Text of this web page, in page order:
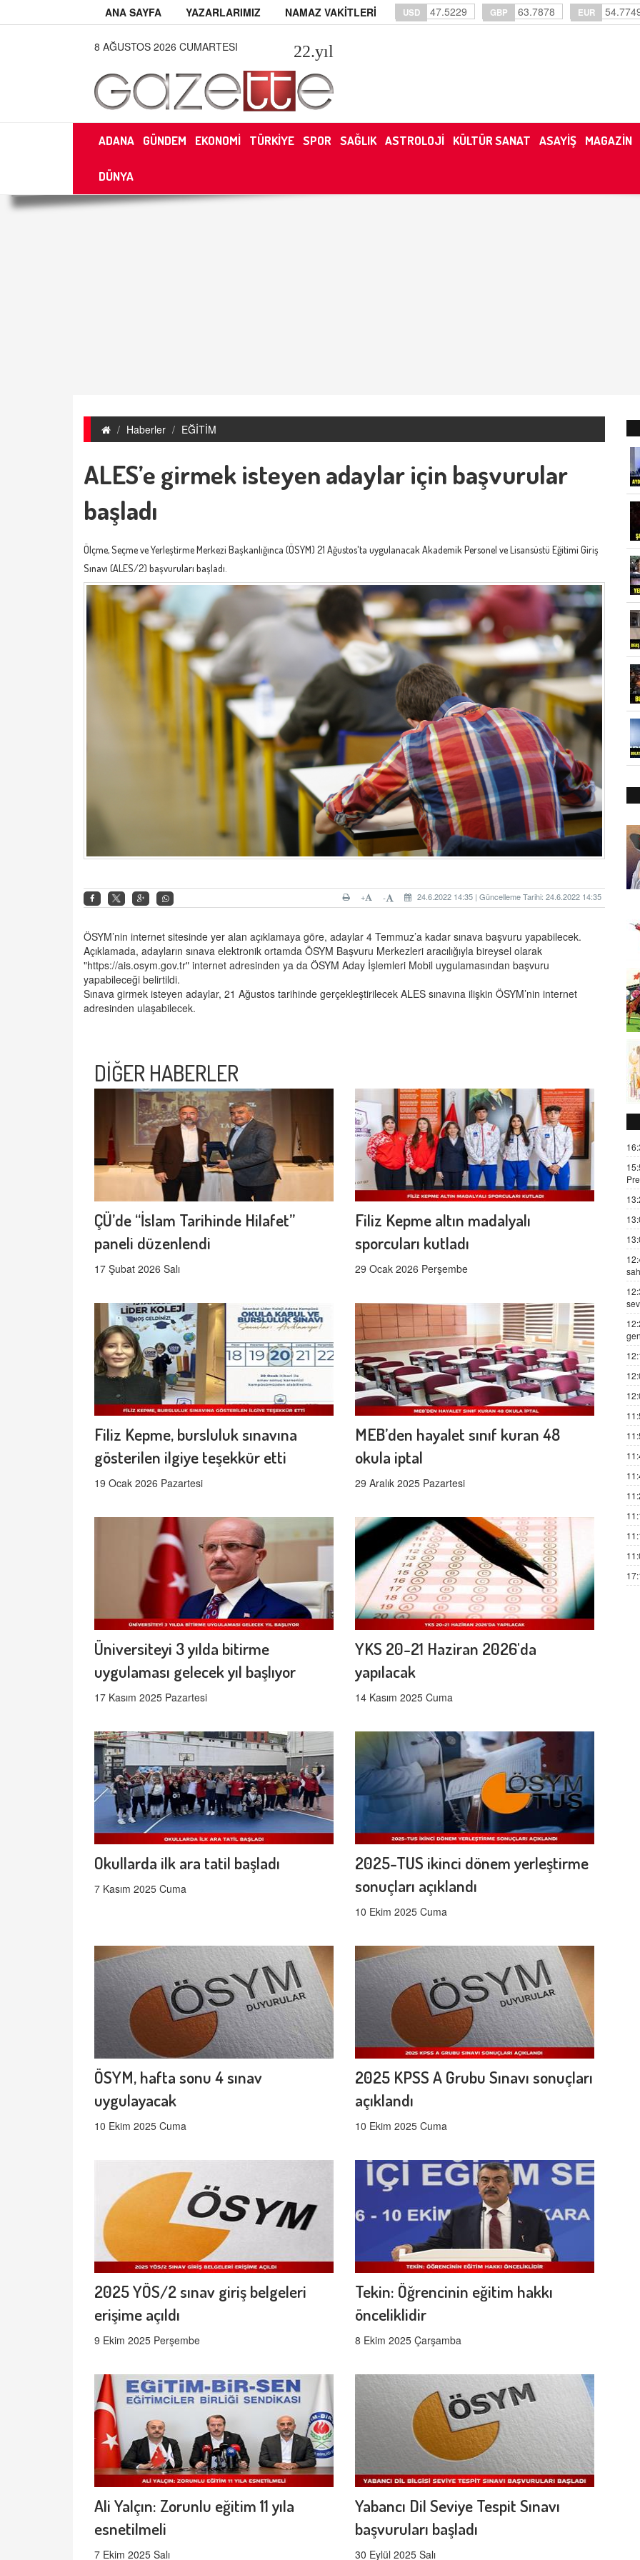
ANA SAYFA YAZARLARIMIZ NAMAZ VAKİTLERİ USD 47.5229 GBP 63.7878 EUR
8 AĞUSTOS 2026 CUMARTESI 22.yıl
ADANA GÜNDEM EKONOMİ TÜRKİYE SPOR SAĞLIK ASTROLOJİ KÜLTÜR SANAT ASAYİŞ MAGAZİN
DÜNYA
Haberler EĞİTİM
ALES’e girmek isteyen adaylar için başvurular
başladı
Ölçme, Seçme ve Yerleştirme Merkezi Başkanlığınca (ÖSYM) 21 Ağustos'ta uygulanacak Akademik Personel ve Lisansüstü Eğitimi Giriş
Sınavı (ALES/2) başvuruları başladı.
24.6.2022 14:35 | Güncelleme Tarihi: 24.6.2022 14:35
-
+
ÖSYM’nin internet sitesinde yer alan açıklamaya göre, adaylar 4 Temmuz’a kadar sınava başvuru yapabilecek.
Açıklamada, adayların sınava elektronik ortamda ÖSYM Başvuru Merkezleri aracılığıyla bireysel olarak
"https://ais.osym.gov.tr" internet adresinden ya da ÖSYM Aday İşlemleri Mobil uygulamasından başvuru
yapabileceği belirtildi.
Sınava girmek isteyen adaylar, 21 Ağustos tarihinde gerçekleştirilecek ALES sınavına ilişkin ÖSYM’nin internet
adresinden ulaşabilecek.
DİĞER HABERLER
ÇÜ’de “İslam Tarihinde Hilafet”
paneli düzenlendi
17 Şubat 2026 Salı
Filiz Kepme altın madalyalı
sporcuları kutladı
29 Ocak 2026 Perşembe
Filiz Kepme, bursluluk sınavına
gösterilen ilgiye teşekkür etti
19 Ocak 2026 Pazartesi
MEB’den hayalet sınıf kuran 48
okula iptal
29 Aralık 2025 Pazartesi
Üniversiteyi 3 yılda bitirme
uygulaması gelecek yıl başlıyor
17 Kasım 2025 Pazartesi
YKS 20-21 Haziran 2026'da
yapılacak
14 Kasım 2025 Cuma
Okullarda ilk ara tatil başladı
7 Kasım 2025 Cuma
2025-TUS ikinci dönem yerleştirme
sonuçları açıklandı
10 Ekim 2025 Cuma
ÖSYM, hafta sonu 4 sınav
uygulayacak
10 Ekim 2025 Cuma
2025 KPSS A Grubu Sınavı sonuçları
açıklandı
10 Ekim 2025 Cuma
2025 YÖS/2 sınav giriş belgeleri
erişime açıldı
9 Ekim 2025 Perşembe
Tekin: Öğrencinin eğitim hakkı
önceliklidir
8 Ekim 2025 Çarşamba
Ali Yalçın: Zorunlu eğitim 11 yıla
esnetilmeli
7 Ekim 2025 Salı
Yabancı Dil Seviye Tespit Sınavı
başvuruları başladı
30 Eylül 2025 Salı